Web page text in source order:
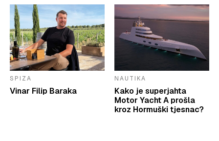
SPIZA
Vinar Filip Baraka
NAUTIKA
Kako je superjahta
Motor Yacht A prošla
kroz Hormuški tjesnac?